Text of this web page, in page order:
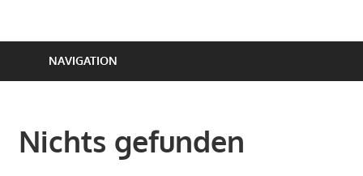
NAVIGATION
Nichts gefunden